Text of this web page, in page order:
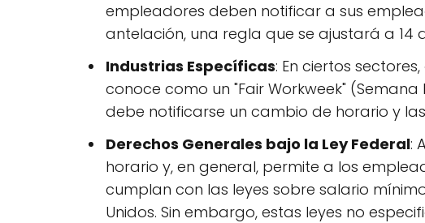
empleadores deben notificar a sus
antelación, una regla que se ajustará a 14
Industrias Específicas: En ciertos
conoce como un "Fair Workweek"
debe notificarse un cambio de horario y
Derechos Generales bajo la Ley Federal:
horario y, en general, permite a los
cumplan con las leyes sobre salario
Unidos. Sin embargo, estas leyes no